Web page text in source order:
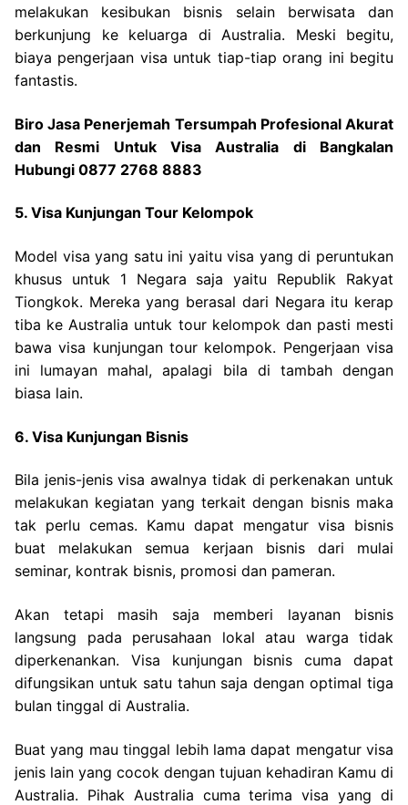
melakukan kesibukan bisnis selain berwisata dan
berkunjung ke keluarga di Australia. Meski begitu,
biaya pengerjaan visa untuk tiap-tiap orang ini begitu
fantastis.
Biro Jasa Penerjemah Tersumpah Profesional Akurat
dan Resmi Untuk Visa Australia di Bangkalan
Hubungi 0877 2768 8883
5. Visa Kunjungan Tour Kelompok
Model visa yang satu ini yaitu visa yang di peruntukan
khusus untuk 1 Negara saja yaitu Republik Rakyat
Tiongkok. Mereka yang berasal dari Negara itu kerap
tiba ke Australia untuk tour kelompok dan pasti mesti
bawa visa kunjungan tour kelompok. Pengerjaan visa
ini lumayan mahal, apalagi bila di tambah dengan
biasa lain.
6. Visa Kunjungan Bisnis
Bila jenis-jenis visa awalnya tidak di perkenakan untuk
melakukan kegiatan yang terkait dengan bisnis maka
tak perlu cemas. Kamu dapat mengatur visa bisnis
buat melakukan semua kerjaan bisnis dari mulai
seminar, kontrak bisnis, promosi dan pameran.
Akan tetapi masih saja memberi layanan bisnis
langsung pada perusahaan lokal atau warga tidak
diperkenankan. Visa kunjungan bisnis cuma dapat
difungsikan untuk satu tahun saja dengan optimal tiga
bulan tinggal di Australia.
Buat yang mau tinggal lebih lama dapat mengatur visa
jenis lain yang cocok dengan tujuan kehadiran Kamu di
Australia. Pihak Australia cuma terima visa yang di